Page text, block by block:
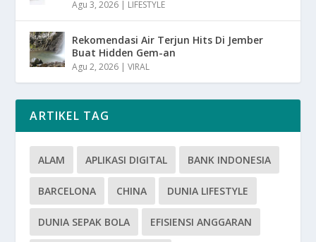
Agu 3, 2026 | LIFESTYLE
Rekomendasi Air Terjun Hits Di Jember
Buat Hidden Gem-an
Agu 2, 2026 |VIRAL
ARTIKEL TAG
ALAM APLIKASI DIGITAL BANK INDONESIA
BARCELONA CHINA DUNIA LIFESTYLE
DUNIA SEPAK BOLA EFISIENSI ANGGARAN